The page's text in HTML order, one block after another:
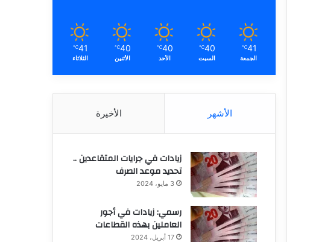
41
℃
الجمعة
40
℃
السبت
40
℃
الأحد
40
℃
الأثنين
41
℃
الثلاثاء
الأشهر الأخيرة
زيادات في جرايات المتقاعدين ..
تحديد موعد الصرف
3 مايو، 2024
رسمي: زيادات في أجور
العاملين بهذه القطاعات
17 أبريل، 2024